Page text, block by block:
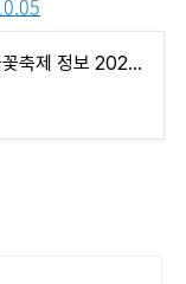
[10월] 여의도 서울세계불꽃축제 정보 2024.10.05 ~ 2024.10.05